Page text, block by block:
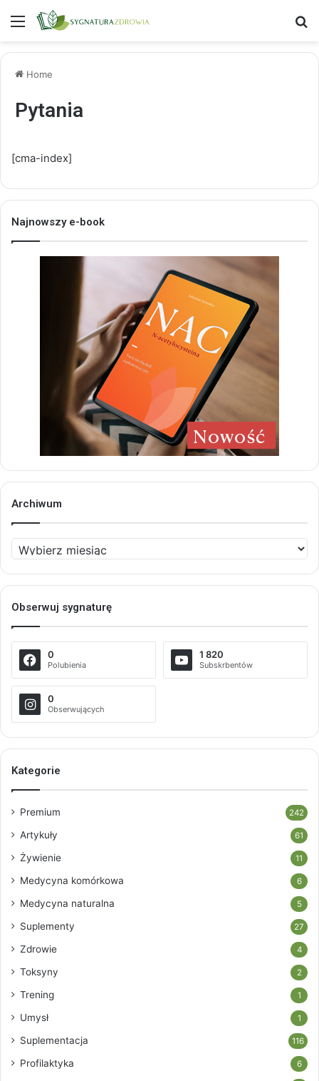
Menu
Home
Pytania
[cma-index]
Najnowszy e-book
Archiwum
Archiwum
Obserwuj sygnaturę
0
Polubienia
1 820
Subskrbentów
0
Obserwujących
Kategorie
Premium 242
Artykuły 61
Żywienie 11
Medycyna komórkowa 6
Medycyna naturalna 5
Suplementy 27
Zdrowie 4
Toksyny 2
Trening 1
Umysł 1
Suplementacja 116
Profilaktyka 6